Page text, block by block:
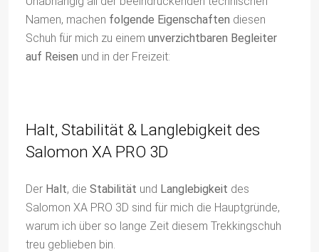
Namen, machen folgende Eigenschaften diesen
Schuh für mich zu einem unverzichtbaren Begleiter
auf Reisen und in der Freizeit:
Halt, Stabilität & Langlebigkeit des
Salomon XA PRO 3D
Der Halt, die Stabilität und Langlebigkeit des
Salomon XA PRO 3D sind für mich die Hauptgründe,
warum ich über so lange Zeit diesem Trekkingschuh
treu geblieben bin.